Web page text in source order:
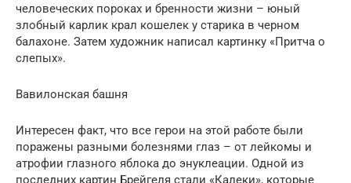
человеческих пороках и бренности жизни – юный
злобный карлик крал кошелек у старика в черном
балахоне. Затем художник написал картинку «Притча о
слепых».
Вавилонская башня
Интересен факт, что все герои на этой работе были
поражены разными болезнями глаз – от лейкомы и
атрофии глазного яблока до энуклеации. Одной из
последних картин Брейгеля стали «Калеки», которые